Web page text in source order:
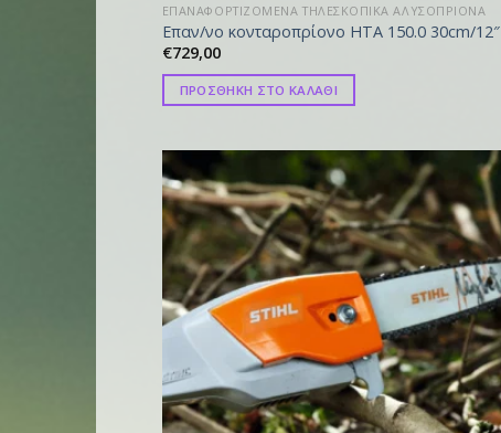
ΕΠΑΝΑΦΟΡΤΙΖΟΜΕΝΑ ΤΗΛΕΣΚΟΠΙΚΑ ΑΛΥΣΟΠΡΙΟΝΑ
Eπαν/νο κονταροπρίονο HTA 150.0 30cm/12″
€729,00
ΠΡΟΣΘΗΚΗ ΣΤΟ ΚΑΛΑΘΙ